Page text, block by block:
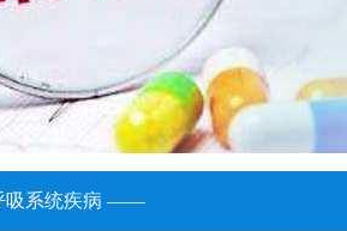
系统疾病 ——